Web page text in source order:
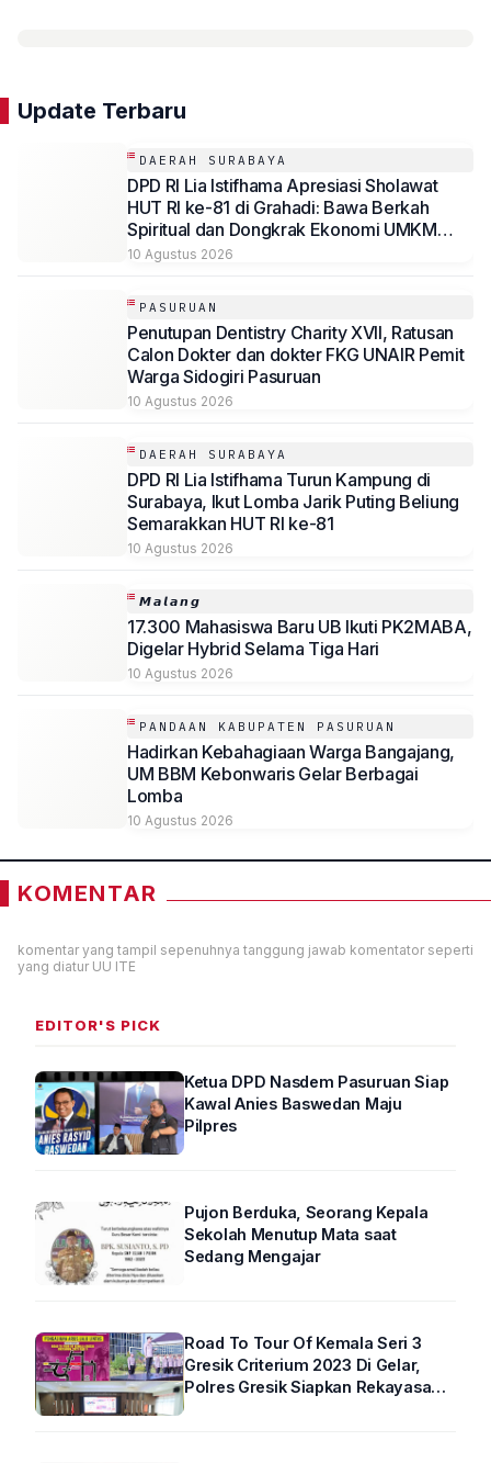
Update Terbaru
DAERAH SURABAYA
DPD RI Lia Istifhama Apresiasi Sholawat
HUT RI ke-81 di Grahadi: Bawa Berkah
Spiritual dan Dongkrak Ekonomi UMKM
Jatim
10 Agustus 2026
PASURUAN
Penutupan Dentistry Charity XVII, Ratusan
Calon Dokter dan dokter FKG UNAIR Pemit
Warga Sidogiri Pasuruan
10 Agustus 2026
DAERAH SURABAYA
DPD RI Lia Istifhama Turun Kampung di
Surabaya, Ikut Lomba Jarik Puting Beliung
Semarakkan HUT RI ke-81
10 Agustus 2026
𝙈𝙖𝙡𝙖𝙣𝙜
17.300 Mahasiswa Baru UB Ikuti PK2MABA,
Digelar Hybrid Selama Tiga Hari
10 Agustus 2026
PANDAAN KABUPATEN PASURUAN
Hadirkan Kebahagiaan Warga Bangajang,
UM BBM Kebonwaris Gelar Berbagai
Lomba
10 Agustus 2026
KOMENTAR
komentar yang tampil sepenuhnya tanggung jawab komentator seperti
yang diatur UU ITE
EDITOR'S PICK
Ketua DPD Nasdem Pasuruan Siap
Kawal Anies Baswedan Maju
Pilpres
Pujon Berduka, Seorang Kepala
Sekolah Menutup Mata saat
Sedang Mengajar
Road To Tour Of Kemala Seri 3
Gresik Criterium 2023 Di Gelar,
Polres Gresik Siapkan Rekayasa